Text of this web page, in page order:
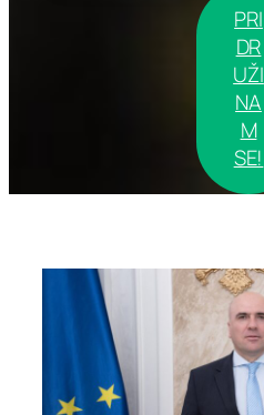
PRI
DR
UŽI
NA
M
SE!